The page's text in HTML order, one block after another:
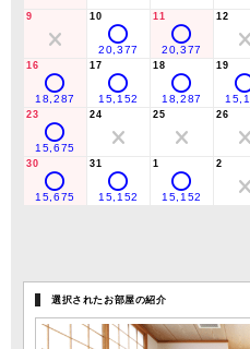
9 10
20,377
11
20,377
12
16
18,287
17
15,152
18
18,287
19
23
15,675
24 25 26
30
15,675
31
15,152
1
15,152
2
選択されたお部屋の紹介